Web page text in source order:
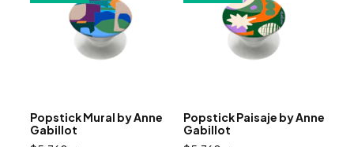
Popstick Mural by Anne
Gabillot
Popstick Paisaje by Anne
Gabillot